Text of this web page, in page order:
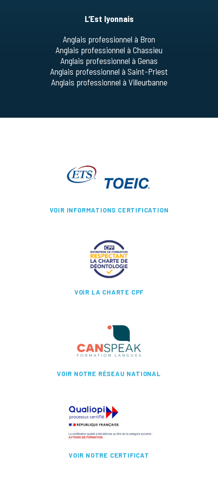
L’Est lyonnais
Anglais professionnel à Bron
Anglais professionnel à Chassieu
Anglais professionnel à Genas
Anglais professionnel à Saint-Priest
Anglais professionnel à Villeurbanne
VOIR INFORMATIONS CERTIFICATION
VOIR LA CHARTE CPF
VOIR NOTRE RÉSEAU NATIONAL
VOIR NOTRE CERTIFICAT